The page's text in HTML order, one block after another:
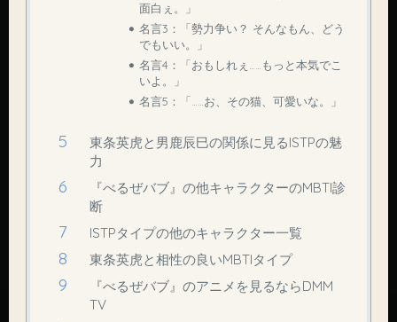
面白ぇ。」
名言3：「勢力争い？ そんなもん、どう
でもいい。」
名言4：「おもしれぇ……もっと本気でこ
いよ。」
名言5：「……お、その猫、可愛いな。」
東条英虎と男鹿辰巳の関係に見るISTPの魅
力
『べるぜバブ』の他キャラクターのMBTI診
断
ISTPタイプの他のキャラクター一覧
東条英虎と相性の良いMBTIタイプ
『べるぜバブ』のアニメを見るならDMM
TV